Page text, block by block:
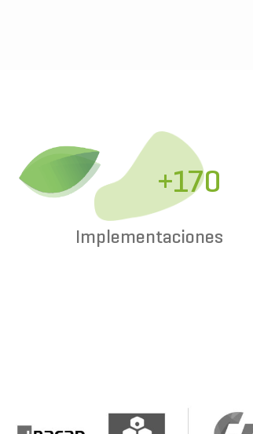
+170
Implementaciones